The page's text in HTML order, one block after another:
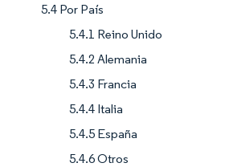
5.4 Por País
5.4.1 Reino Unido
5.4.2 Alemania
5.4.3 Francia
5.4.4 Italia
5.4.5 España
5.4.6 Otros